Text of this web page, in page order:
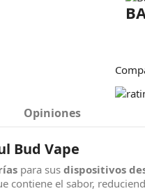
Opiniones
Bud Vape
para sus dispositivos
contiene el sabor,